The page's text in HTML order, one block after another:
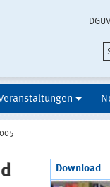
Download